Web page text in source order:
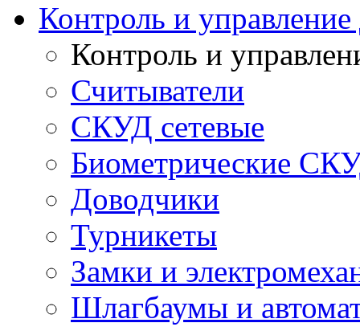
Контроль и
Контроль и
Считыватели
СКУД сетевые
Биометрические
Доводчики
Турникеты
Замки и
Шлагбаумы и